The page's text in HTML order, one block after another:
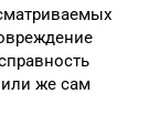
же сам